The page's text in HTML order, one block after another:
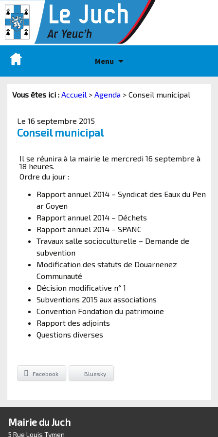
Menu
Vous êtes ici : Accueil > Agenda > Conseil municipal
Le 16 septembre 2015
Conseil municipal
Il se réunira à la mairie le mercredi 16 septembre à
18 heures.
Ordre du jour :
Rapport annuel 2014 – Syndicat des Eaux du Pen
ar Goyen
Rapport annuel 2014 – Déchets
Rapport annuel 2014 – SPANC
Travaux salle socioculturelle – Demande de
subvention
Modification des statuts de Douarnenez
Communauté
Décision modificative n° 1
Subventions 2015 aux associations
Convention Fondation du patrimoine
Rapport des adjoints
Questions diverses
Facebook Bluesky
Mairie du Juch
5 Rue Louis Tymen